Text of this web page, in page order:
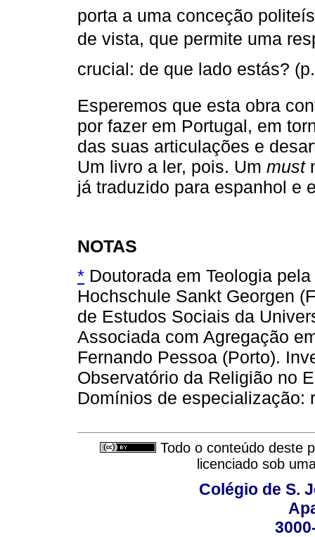
porta a uma conceção
de vista, que permite uma
crucial: de que lado estás?
Esperemos que esta obra
por fazer em Portugal, em
das suas articulações e
Um livro a ler, pois. Um must
já traduzido para espanhol e
NOTAS
* Doutorada em Teologia
Hochschule Sankt Georgen
de Estudos Sociais da
Associada com Agregação
Fernando Pessoa (Porto).
Observatório da Religião no
Domínios de especialização:
Todo o conteúdo deste
licenciado sob
Colégio de S.